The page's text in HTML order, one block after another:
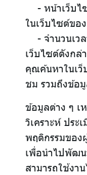
- หน้าเว็บไ
ในเว็บไซต์ของ
- จำนวนเว
เว็บไซต์ดังกล่
คุณค้นหาในเว็
ชม รวมถึงข้อ
ข้อมูลต่าง ๆ เ
วิเคราะห์ ประ
พฤติกรรมของ
เพื่อนำไปพัฒ
สามารถใช้งา